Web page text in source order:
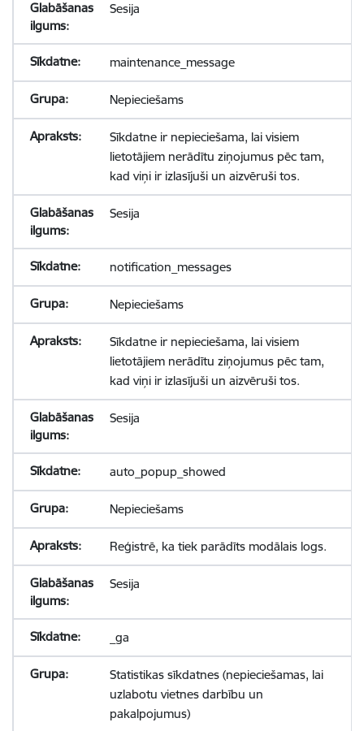
Sesija
maintenance_message
Nepieciešams
Sīkdatne ir nepieciešama, lai visiem
lietotājiem nerādītu ziņojumus pēc tam,
kad viņi ir izlasījuši un aizvēruši tos.
Sesija
notification_messages
Nepieciešams
Sīkdatne ir nepieciešama, lai visiem
lietotājiem nerādītu ziņojumus pēc tam,
kad viņi ir izlasījuši un aizvēruši tos.
Sesija
auto_popup_showed
Nepieciešams
Reģistrē, ka tiek parādīts modālais logs.
Sesija
_ga
Statistikas sīkdatnes (nepieciešamas, lai
uzlabotu vietnes darbību un
pakalpojumus)